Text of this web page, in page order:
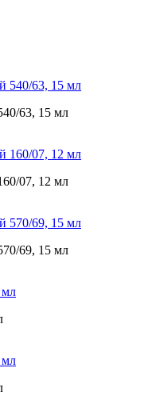
63, 15 мл
07, 12 мл
69, 15 мл